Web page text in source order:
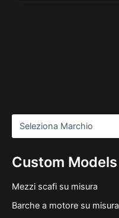
Custom Models
Mezzi scafi su misura
Barche a motore su misura